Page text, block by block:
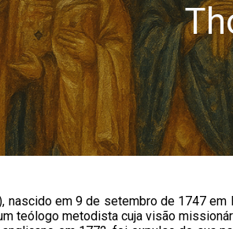
nascido em 9 de setembro de 1747 em
teólogo metodista cuja visão